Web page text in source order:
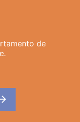
de